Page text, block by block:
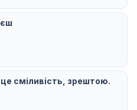
сміливість, зрештою.